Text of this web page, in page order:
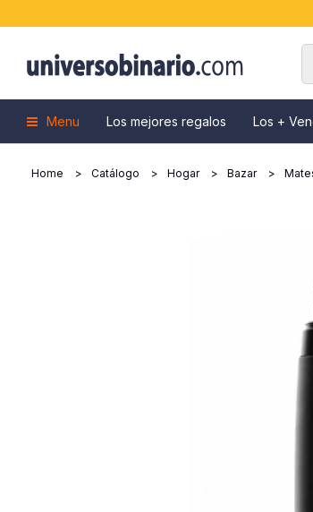
Menu Los mejores regalos Los +
Home Catálogo Hogar Bazar